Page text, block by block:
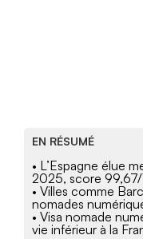
EN RÉSUMÉ
• L’Espagne élue
2025, score
• Villes comme
nomades
• Visa nomade
vie inférieur à la